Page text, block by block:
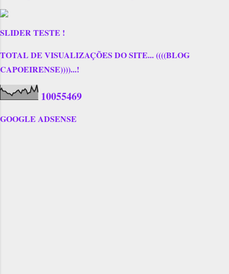
SLIDER TESTE !
TOTAL DE VISUALIZAÇÕES DO SITE... ((((BLOG
CAPOEIRENSE))))...!
10055469
GOOGLE ADSENSE